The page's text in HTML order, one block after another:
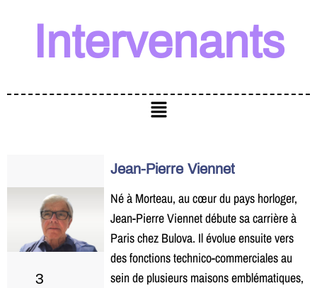
Intervenants
3
Jean-Pierre Viennet
Né à Morteau, au cœur du pays horloger,
Jean-Pierre Viennet débute sa carrière à
Paris chez Bulova. Il évolue ensuite vers
des fonctions technico-commerciales au
sein de plusieurs maisons emblématiques,